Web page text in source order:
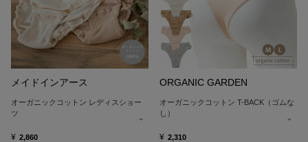
メイドインアース
オーガニックコットン レディスショー
ツ
¥ 2,860
ORGANIC GARDEN
オーガニックコットン T-BACK（ゴムな
し）
¥ 2,310